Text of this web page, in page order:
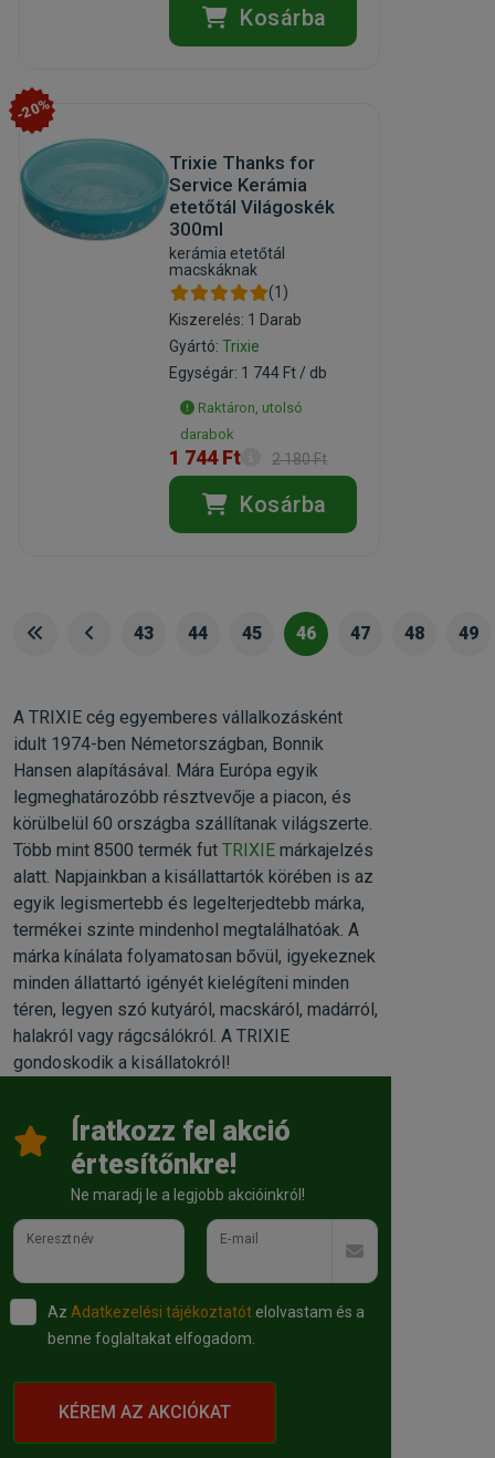
Kosárba
-20%
Trixie Thanks for
Service Kerámia
etetőtál Világoskék
300ml
kerámia etetőtál
macskáknak
(1)
Kiszerelés: 1 Darab
Gyártó:Trixie
Egységár: 1 744 Ft / db
Raktáron, utolsó
darabok
1 744 Ft 2 180 Ft
Kosárba
43 44 45 46 47 48 49
A TRIXIE cég egyemberes vállalkozásként
idult 1974-ben Németországban, Bonnik
Hansen alapításával. Mára Európa egyik
legmeghatározóbb résztvevője a piacon, és
körülbelül 60 országba szállítanak világszerte.
Több mint 8500 termék fut TRIXIE márkajelzés
alatt. Napjainkban a kisállattartók körében is az
egyik legismertebb és legelterjedtebb márka,
termékei szinte mindenhol megtalálhatóak. A
márka kínálata folyamatosan bővül, igyekeznek
minden állattartó igényét kielégíteni minden
téren, legyen szó kutyáról, macskáról, madárról,
halakról vagy rágcsálókról. A TRIXIE
gondoskodik a kisállatokról!
Íratkozz fel akció
értesítőnkre!
Ne maradj le a legjobb akcióinkról!
Keresztnév E-mail
Az Adatkezelési tájékoztatót elolvastam és a
benne foglaltakat elfogadom.
KÉREM AZ AKCIÓKAT